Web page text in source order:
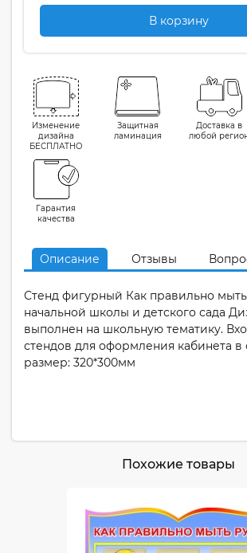
В корзину
Изменение
дизайна
БЕСПЛАТНО
Защитная
ламинация
Доставка в
любой
Гарантия
качества
Описание Отзывы
Стенд фигурный Как правильно
начальной школы и детского сада
выполнен на школьную тематику.
стендов для оформления кабинета в
размер: 320*300мм
Похожие товары